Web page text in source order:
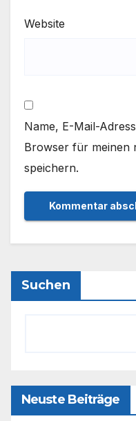
Website
Name, E-Mail-
Browser für meinen
speichern.
Suchen
Neuste Beiträge